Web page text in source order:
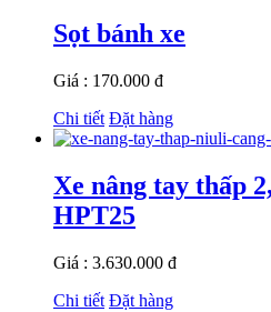
Sọt bánh xe
Giá : 170.000 đ
Chi tiết Đặt hàng
Xe nâng tay thấp
HPT25
Giá : 3.630.000 đ
Chi tiết Đặt hàng